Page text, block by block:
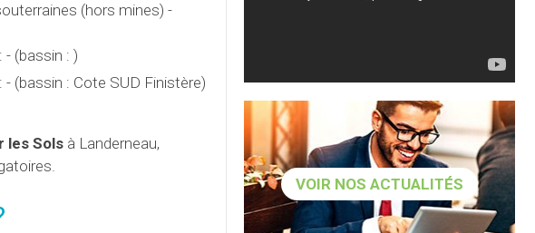
(hors mines) -
(bassin : )
(bassin : Cote SUD Finistère)
les Sols à Landerneau,
VOIR NOS ACTUALITÉS